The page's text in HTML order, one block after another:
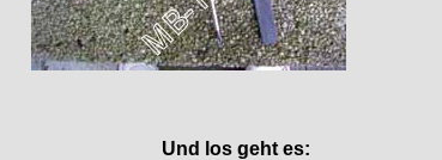
Und los geht es: